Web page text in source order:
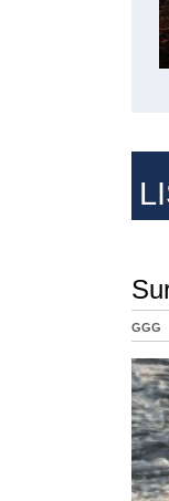
GGG